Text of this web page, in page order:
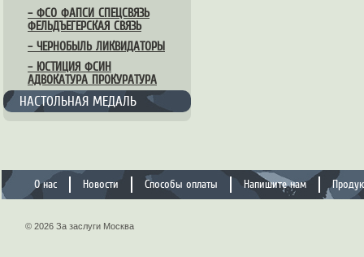
– ФСО ФАПСИ СПЕЦСВЯЗЬ
ФЕЛЬДЪЕГЕРСКАЯ СВЯЗЬ
– ЧЕРНОБЫЛЬ ЛИКВИДАТОРЫ
– ЮСТИЦИЯ ФСИН
АДВОКАТУРА ПРОКУРАТУРА
НАСТОЛЬНАЯ МЕДАЛЬ
О нас Новости Способы оплаты Напишите нам
© 2026 За заслуги Москва